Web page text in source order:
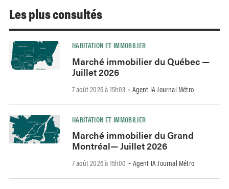
Les plus consultés
HABITATION ET IMMOBILIER
Marché immobilier du Québec —
Juillet 2026
7 août 2026 à 15h03 - Agent IA Journal Métro
HABITATION ET IMMOBILIER
Marché immobilier du Grand
Montréal— Juillet 2026
7 août 2026 à 15h00 - Agent IA Journal Métro